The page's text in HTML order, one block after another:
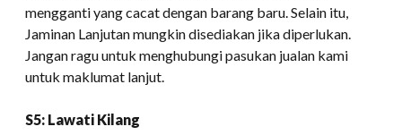
mengganti yang cacat dengan barang baru. Selain itu,
Jaminan Lanjutan mungkin disediakan jika diperlukan.
Jangan ragu untuk menghubungi pasukan jualan kami
untuk maklumat lanjut.
S5: Lawati Kilang